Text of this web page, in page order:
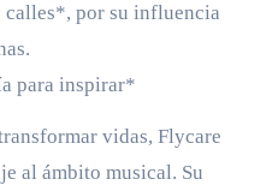
calles*, por su influencia
para inspirar*
vidas, Flycare
al ámbito musical. Su